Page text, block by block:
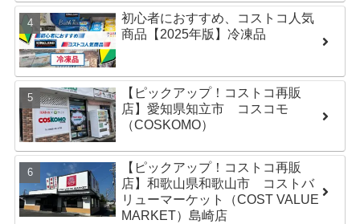
初心者におすすめ、コストコ人気
商品【2025年版】冷凍品
【ピックアップ！コストコ再販
店】愛知県知立市 コスコモ
（COSKOMO）
【ピックアップ！コストコ再販
店】和歌山県和歌山市 コストバ
リューマーケット（COST VALUE
MARKET）島崎店